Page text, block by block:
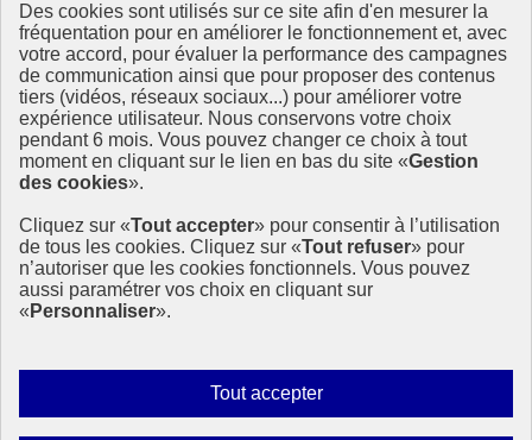
Des cookies sont utilisés sur ce site afin d'en mesurer la
fréquentation pour en améliorer le fonctionnement et, avec
votre accord, pour évaluer la performance des campagnes
de communication ainsi que pour proposer des contenus
tiers (vidéos, réseaux sociaux...) pour améliorer votre
expérience utilisateur. Nous conservons votre choix
pendant 6 mois. Vous pouvez changer ce choix à tout
moment en cliquant sur le lien en bas du site «Gestion
des cookies».
Cliquez sur «Tout accepter» pour consentir à l’utilisation
de tous les cookies. Cliquez sur «Tout refuser» pour
n’autoriser que les cookies fonctionnels. Vous pouvez
aussi paramétrer vos choix en cliquant sur
« Personnaliser».
Tout accepterAutoriser
tous
Ressources
La Méth’ODD
Gouvernement
Ce site propose l’information de référence concernant l’Agenda
2030 et la feuille de route de la France. Il valorise la mobilisation de
tous les acteurs.
info.gouv.fr- ouvre une nouvelle fenêtre
service-public.fr - ouvre une nouvelle fenêtre
legifrance.gouv.fr- ouvre une nouvelle fenêtre
data.gouv.fr- ouvre une nouvelle fenêtre
Plan du site
Mentions légales